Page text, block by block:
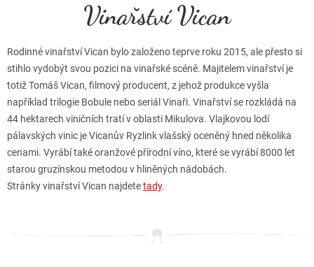
Vinařství Vican
Rodinné vinařství Vican bylo založeno teprve roku 2015, ale přesto si
stihlo vydobýt svou pozici na vinařské scéně. Majitelem vinařství je
totiž Tomáš Vican, filmový producent, z jehož produkce vyšla
například trilogie Bobule nebo seriál Vinaři. Vinařství se rozkládá na
44 hektarech viničních tratí v oblasti Mikulova. Vlajkovou lodí
pálavských vinic je Vicanův Ryzlink vlašský oceněný hned několika
cenami. Vyrábí také oranžové přírodní víno, které se vyrábí 8000 let
starou gruzínskou metodou v hliněných nádobách.
Stránky vinařství Vican najdetetady.